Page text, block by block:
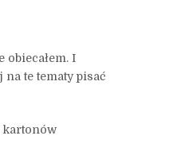
obiecałem. I
te tematy pisać
kartonów